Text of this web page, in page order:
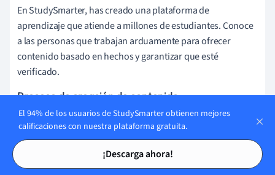
Tarjetas de estudio
Tarjetas de estudio
En StudySmarter, has creado una plataforma de
aprendizaje que atiende a millones de estudiantes. Conoce
a las personas que trabajan arduamente para ofrecer
contenido basado en hechos y garantizar que esté
verificado.
Proceso de creación de contenido:
Lily Hulatt
Especialista en Contenido Digital
El 94% de los usuarios de StudySmarter obtienen mejores
calificaciones con nuestra plataforma gratuita.
¡Descarga ahora!